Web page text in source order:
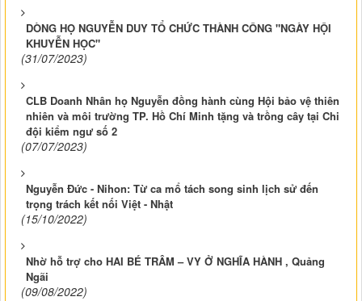
DÒNG HỌ NGUYỄN DUY TỔ CHỨC THÀNH CÔNG "NGÀY HỘI
KHUYỄN HỌC"
(31/07/2023)
CLB Doanh Nhân họ Nguyễn đồng hành cùng Hội bảo vệ thiên
nhiên và môi trường TP. Hồ Chí Minh tặng và trồng cây tại Chi
đội kiểm ngư số 2
(07/07/2023)
Nguyễn Đức - Nihon: Từ ca mổ tách song sinh lịch sử đến
trọng trách kết nối Việt - Nhật
(15/10/2022)
Nhờ hỗ trợ cho HAI BÉ TRÂM – VY Ở NGHĨA HÀNH , Quảng
Ngãi
(09/08/2022)